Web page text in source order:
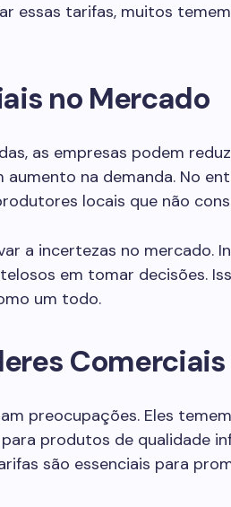
essas tarifas, muitos
no Mercado
as empresas podem
aumento na demanda. No
locais que não
a incertezas no mercado.
em tomar decisões.
um todo.
Comerciais
preocupações. Eles
produtos de qualidade
são essenciais para